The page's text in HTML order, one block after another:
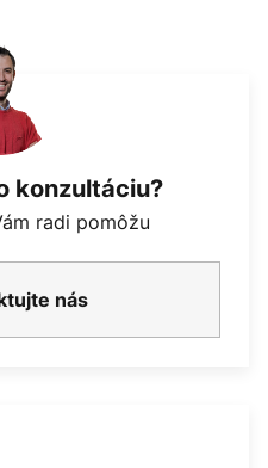
konzultáciu?
radi pomôžu
nás